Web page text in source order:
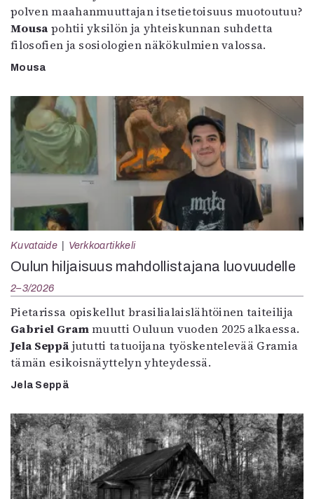
polven maahanmuuttajan itsetietoisuus muotoutuu?
Mousa pohtii yksilön ja yhteiskunnan suhdetta
filosofien ja sosiologien näkökulmien valossa.
Mousa
Kuvataide Verkkoartikkeli
Oulun hiljaisuus mahdollistajana luovuudelle
2–3/2026
Pietarissa opiskellut brasilialaislähtöinen taiteilija
Gabriel Grammuutti Ouluun vuoden 2025 alkaessa.
Jela Seppä jututti tatuoijana työskentelevää Gramia
tämän esikoisnäyttelyn yhteydessä.
Jela Seppä